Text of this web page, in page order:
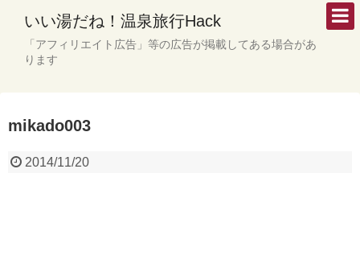
いい湯だね！温泉旅行Hack
「アフィリエイト広告」等の広告が掲載してある場合があ
ります
mikado003
2014/11/20